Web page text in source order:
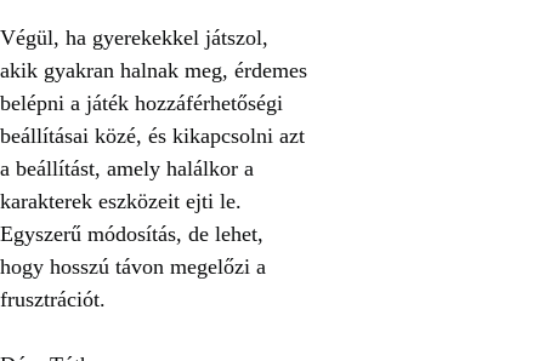
Végül, ha gyerekekkel játszol,
akik gyakran halnak meg, érdemes
belépni a játék hozzáférhetőségi
beállításai közé, és kikapcsolni azt
a beállítást, amely halálkor a
karakterek eszközeit ejti le.
Egyszerű módosítás, de lehet,
hogy hosszú távon megelőzi a
frusztrációt.